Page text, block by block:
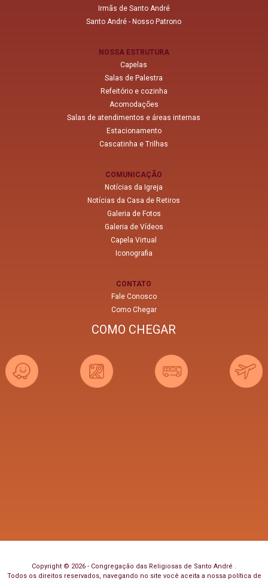
Irmãs de Santo André
Santo André - Nosso Patrono
NOSSA ESTRUTURA
Capelas
Salas de Palestra
Refeitório e cozinha
Acomodações
Salas de atendimentos e áreas internas
Estacionamento
Cascatinha e Trilhas
COMUNICAÇÃO
Notícias da Igreja
Notícias da Casa de Retiros
Galeria de Fotos
Galeria de Vídeos
Capela Virtual
Iconografia
CONTATO
Fale Conosco
Como Chegar
COMO CHEGAR
Copyright © 2026 - Congregação das Religiosas de Santo André .
Todos os direitos reservados, navegando no site você aceita a nossa política de